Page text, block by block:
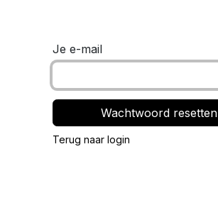
Je e-mail
Wachtwoord resetten
Terug naar login